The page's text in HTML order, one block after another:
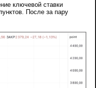
ключевой ставки
После за пару